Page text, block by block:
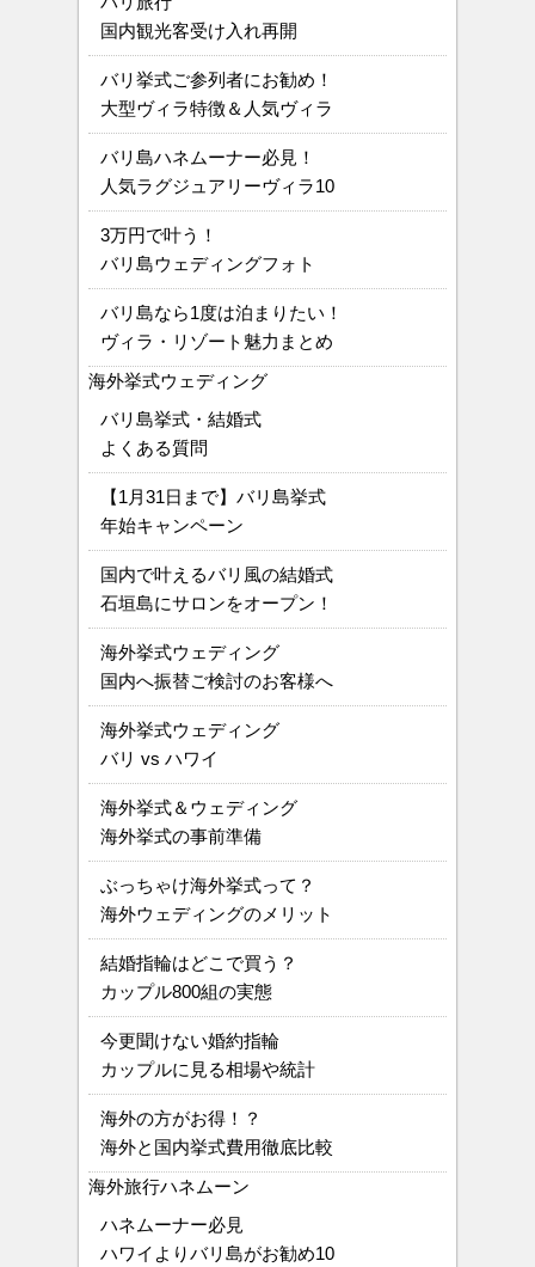
国内観光客受け入れ再開
バリ挙式ご参列者にお勧め！
大型ヴィラ特徴＆人気ヴィラ
バリ島ハネムーナー必見！
人気ラグジュアリーヴィラ10
3万円で叶う！
バリ島ウェディングフォト
バリ島なら1度は泊まりたい！
ヴィラ・リゾート魅力まとめ
海外挙式ウェディング
バリ島挙式・結婚式
よくある質問
【1月31日まで】バリ島挙式
年始キャンペーン
国内で叶えるバリ風の結婚式
石垣島にサロンをオープン！
海外挙式ウェディング
国内へ振替ご検討のお客様へ
海外挙式ウェディング
バリ vs ハワイ
海外挙式＆ウェディング
海外挙式の事前準備
ぶっちゃけ海外挙式って？
海外ウェディングのメリット
結婚指輪はどこで買う？
カップル800組の実態
今更聞けない婚約指輪
カップルに見る相場や統計
海外の方がお得！？
海外と国内挙式費用徹底比較
海外旅行ハネムーン
ハネムーナー必見
ハワイよりバリ島がお勧め10